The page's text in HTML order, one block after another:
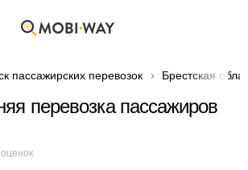
пассажирских перевозок Брестская
перевозка пассажиров
оценок